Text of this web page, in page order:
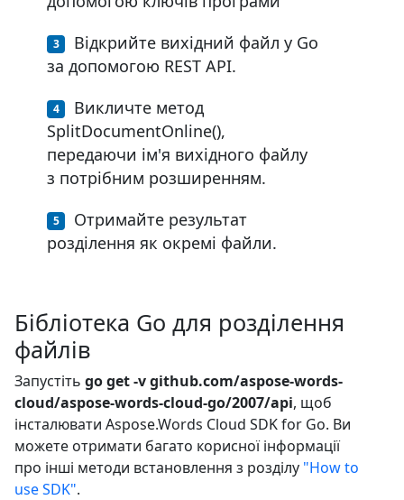
Відкрийте вихідний файл у Go
за допомогою REST API.
Викличте метод
SplitDocumentOnline(),
передаючи ім'я вихідного файлу
з потрібним розширенням.
Отримайте результат
розділення як окремі файли.
Бібліотека Go для розділення
файлів
Запустіть go get -v github.com/aspose-words-
cloud/aspose-words-cloud-go/2007/api, щоб
інсталювати Aspose.Words Cloud SDK for Go. Ви
можете отримати багато корисної інформації
про інші методи встановлення з розділу "How to
use SDK".